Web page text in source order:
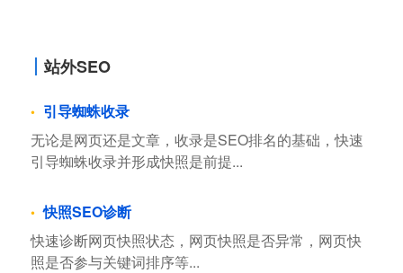
站外SEO
引导蜘蛛收录
无论是网页还是文章，收录是SEO排名的基础，快速
引导蜘蛛收录并形成快照是前提...
快照SEO诊断
快速诊断网页快照状态，网页快照是否异常，网页快
照是否参与关键词排序等...